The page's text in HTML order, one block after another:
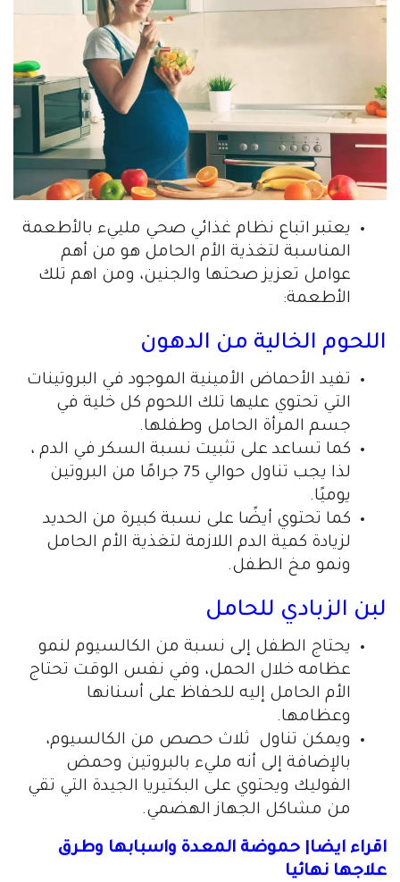
يعتبر اتباع نظام غذائي صحي ملييء بالأطعمة
المناسبة لتغذية الأم الحامل هو من أهم
عوامل تعزيز صحتها والجنين، ومن اهم تلك
الأطعمة:
اللحوم الخالية من الدهون
تفيد الأحماض الأمينية الموجود في البروتينات
التي تحتوي عليها تلك اللحوم كل خلية في
جسم المرأة الحامل وطفلها.
كما تساعد على تثبيت نسبة السكر في الدم ،
لذا يجب تناول حوالي 75 جرامًا من البروتين
يوميًا.
كما تحتوي أيضًا على نسبة كبيرة من الحديد
لزيادة كمية الدم اللازمة لتغذية الأم الحامل
ونمو مخ الطفل.
لبن الزبادي للحامل
يحتاج الطفل إلى نسبة من الكالسيوم لنمو
عظامه خلال الحمل، وفي نفس الوقت تحتاج
الأم الحامل إليه للحفاظ على أسنانها
وعظامها.
ويمكن تناول ثلاث حصص من الكالسيوم،
بالإضافة إلى أنه مليء بالبروتين وحمض
الفوليك ويحتوي على البكتيريا الجيدة التي تقي
من مشاكل الجهاز الهضمي.
اقراء ايضا| حموضة المعدة واسبابها وطرق
علاجها نهائيا